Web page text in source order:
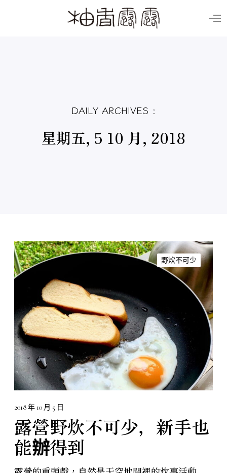
O
DAILY ARCHIVES :
星期五, 5 10 月, 2018
露
營
野
炊
可
少
，
新
手
也
能
辦
得
到
野炊不可少
2018 年 10 月 5 日
露營野炊不可少，新手也
能辦得到